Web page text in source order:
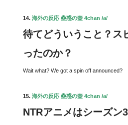
14. 海外の反応 蠱惑の壺 4chan /a/
待てどういうこと？ス
ったのか？
Wait what? We got a spin off announced?
15. 海外の反応 蠱惑の壺 4chan /a/
NTRアニメはシーズン